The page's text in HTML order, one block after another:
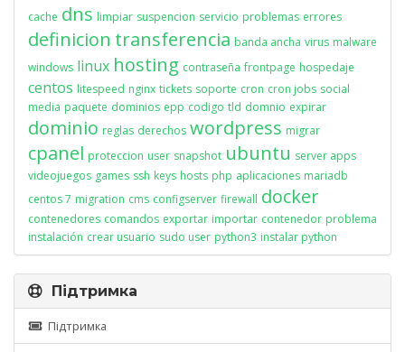
cache dns limpiar suspencion servicio problemas errores
definicion transferencia banda ancha virus malware
windows linux hosting contraseña frontpage hospedaje
centos litespeed nginx tickets soporte cron cron jobs social
media paquete dominios epp codigo tld domnio expirar
dominio reglas derechos wordpress migrar
cpanel proteccion user snapshot ubuntu server apps
videojuegos games ssh keys hosts php aplicaciones mariadb
centos 7 migration cms configserver firewall docker
contenedores comandos exportar importar contenedor problema
instalación crear usuario sudo user python3 instalar python
Підтримка
Підтримка